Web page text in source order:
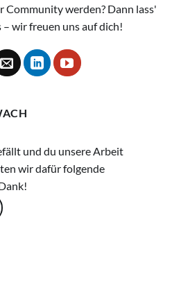
Community werden? Dann lass'
wir freuen uns auf dich!
und du unsere Arbeit
wir dafür folgende